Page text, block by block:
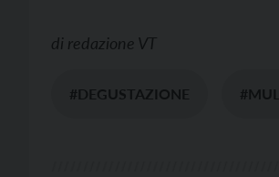
di redazione VT
#DEGUSTAZIONE